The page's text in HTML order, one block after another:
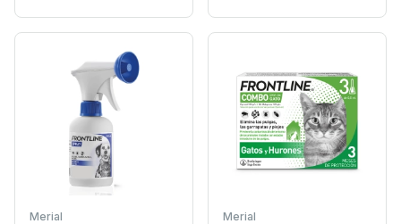
Merial Merial